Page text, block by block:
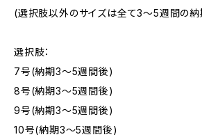
(選択肢以外のサイズは全て3～5週間の納
選択肢：
7号(納期3～5週間後)
8号(納期3～5週間後)
9号(納期3～5週間後)
10号(納期3～5週間後)